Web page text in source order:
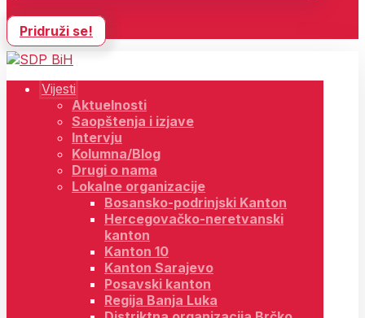
Pridruži se!
Vijesti
Aktuelnosti
Saopštenja i izjave
Intervju
Kolumna/Blog
Drugi o nama
Lokalne organizacije
Bosansko-podrinjski Kanton
Hercegovačko-neretvanski
kanton
Kanton 10
Kanton Sarajevo
Posavski kanton
Regija Banja Luka